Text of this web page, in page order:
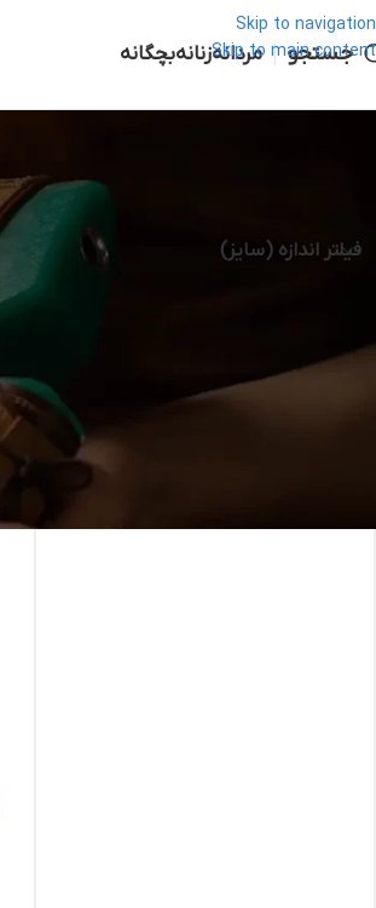
Skip to navigation
Skip to main content
جستجو مردانهزنانهبچگانه
فیلتر اندازه (سایز)